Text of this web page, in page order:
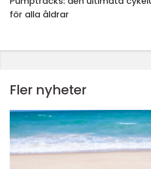
för alla åldrar
Fler nyheter